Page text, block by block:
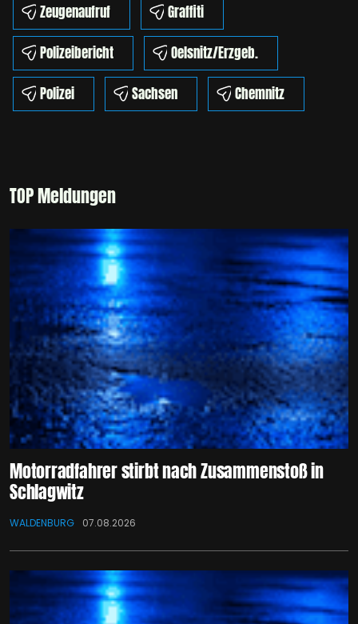
Zeugenaufruf
Graffiti
Polizeibericht
Oelsnitz/Erzgeb.
Polizei
Sachsen Chemnitz
TOP Meldungen
Motorradfahrer stirbt nach Zusammenstoß in
Schlagwitz
WALDENBURG 07.08.2026